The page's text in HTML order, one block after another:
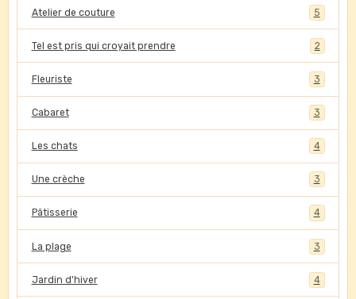
Atelier de couture 5
Tel est pris qui croyait prendre 2
Fleuriste 3
Cabaret 3
Les chats 4
Une crèche 3
Pâtisserie 4
La plage 3
Jardin d'hiver 4